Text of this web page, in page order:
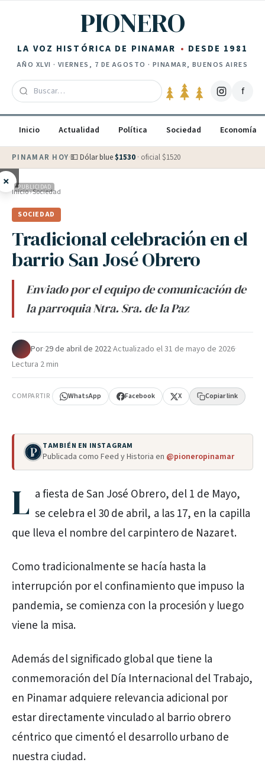
PIONERO
LA VOZ HISTÓRICA DE PINAMAR DESDE 1981
AÑO XLVI · VIERNES, 7 DE AGOSTO · PINAMAR, BUENOS AIRES
f
Inicio Actualidad Política Sociedad Economía
PINAMAR HOY·💵 Dólar blue $1530 · oficial $1520
× PUBLICIDAD
Inicio›Sociedad
SOCIEDAD
Tradicional celebración en el
barrio San José Obrero
Enviado por el equipo de comunicación de
la parroquia Ntra. Sra. de la Paz
Por·29 de abril de 2022·Actualizado el31 de mayo de 2026·
Lectura 2 min
COMPARTIR WhatsApp Facebook X Copiar link
TAMBIÉN EN INSTAGRAM
Publicada como Feed y Historia en @pioneropinamar
L a fiesta de San José Obrero, del 1 de Mayo,
se celebra el 30 de abril, a las 17, en la capilla
que lleva el nombre del carpintero de Nazaret.
Como tradicionalmente se hacía hasta la
interrupción por el confinamiento que impuso la
pandemia, se comienza con la procesión y luego
viene la misa.
Además del significado global que tiene la
conmemoración del Día Internacional del Trabajo,
en Pinamar adquiere relevancia adicional por
estar directamente vinculado al barrio obrero
céntrico que cimentó el desarrollo urbano de
nuestra ciudad.